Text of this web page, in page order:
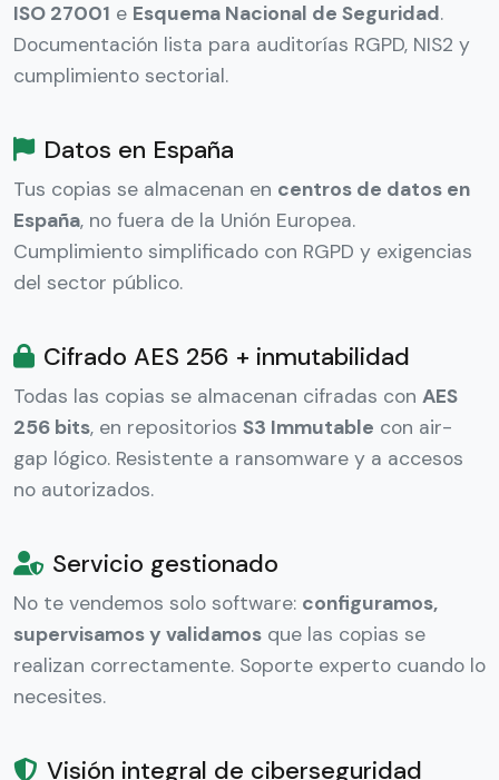
ISO 27001 e Esquema Nacional de Seguridad.
Documentación lista para auditorías RGPD, NIS2 y
cumplimiento sectorial.
Datos en España
Tus copias se almacenan en centros de datos en
España, no fuera de la Unión Europea.
Cumplimiento simplificado con RGPD y exigencias
del sector público.
Cifrado AES 256 + inmutabilidad
Todas las copias se almacenan cifradas con AES
256 bits, en repositorios S3 Immutable con air-
gap lógico. Resistente a ransomware y a accesos
no autorizados.
Servicio gestionado
No te vendemos solo software: configuramos,
supervisamos y validamos que las copias se
realizan correctamente. Soporte experto cuando lo
necesites.
Visión integral de ciberseguridad